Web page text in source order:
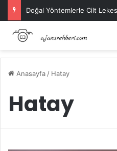
Doğal Yöntemlerle Cilt
Anasayfa / Hatay
Hatay